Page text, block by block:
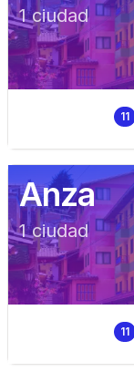
1ciudad
11
Anza
1ciudad
11